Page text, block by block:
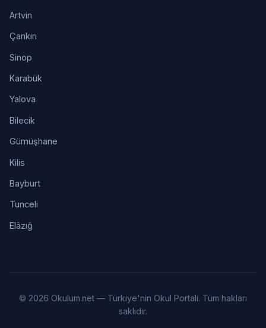
Artvin
Çankırı
Sinop
Karabük
Yalova
Bilecik
Gümüşhane
Kilis
Bayburt
Tunceli
Elâzığ
© 2026 Okulum.net — Türkiye'nin Okul Portalı. Tüm hakları
saklıdır.